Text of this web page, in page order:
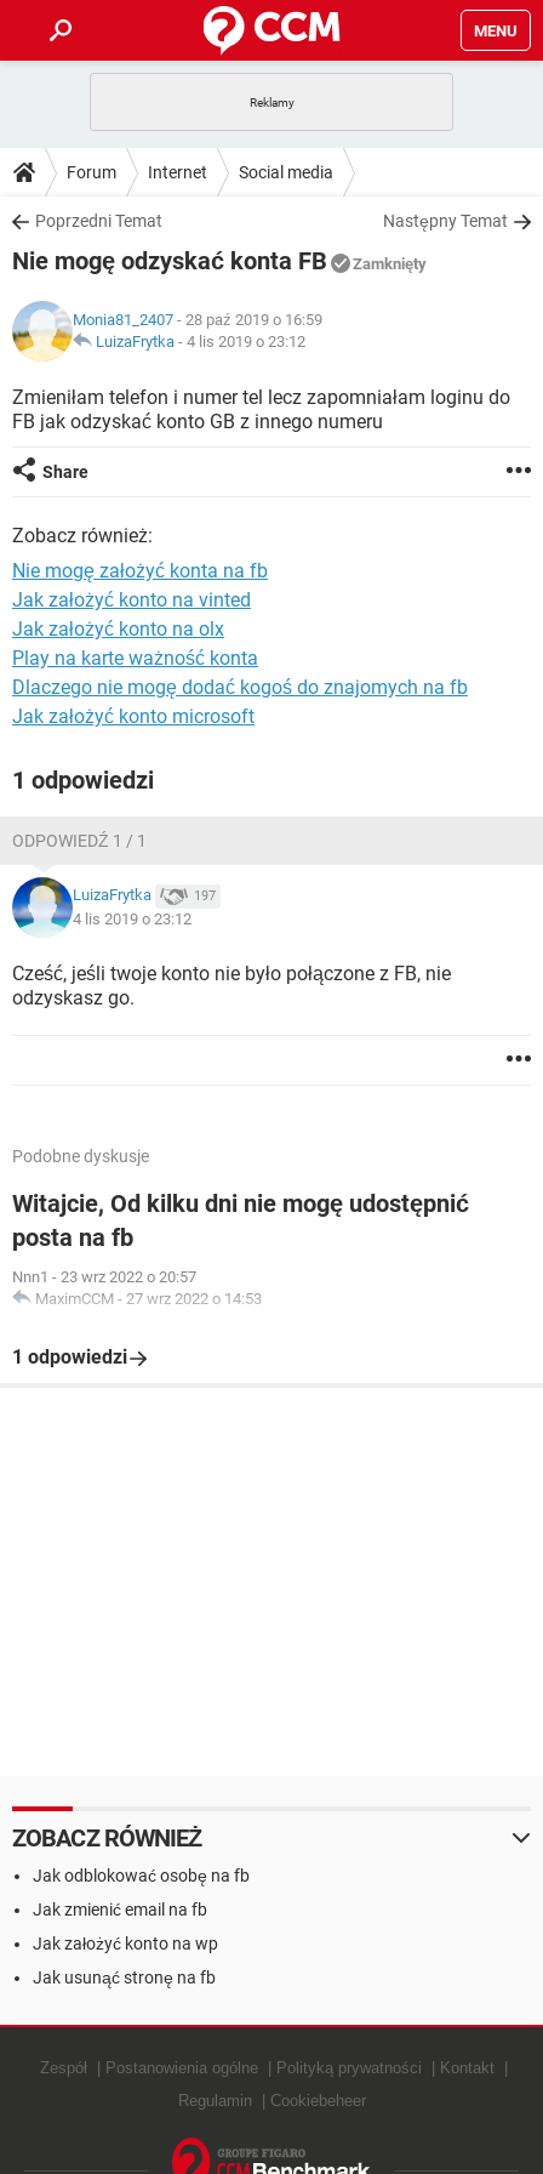
MENU
GRY WHATSAPP
SPOTIFY
INSTAGRAM FACEBOOK
WINDOWS 10
PORADY
PlayStation
INSTAGRAM FACEBOOK
WINDOWS 10
DO POBRANIA
ANDROID TIKTOK
GRY
IOS NETFLIX
INSTAGRAM
WINDOWS 10
COVID-19 TIKTOK
GRY
SPOTIFY NETFLIX
ARTYKUŁY
COVID-19
GRY WHATSAPP
SPOTIFY
Forum Internet Social media
Poprzedni Temat Następny Temat
Nie mogę odzyskać konta FB Zamknięty
Monia81_2407 - 28 paź 2019 o 16:59
LuizaFrytka - 4 lis 2019 o 23:12
Zmieniłam telefon i numer tel lecz zapomniałam loginu do
FB jak odzyskać konto GB z innego numeru
Share
Zobacz również:
Nie mogę założyć konta na fb
Jak założyć konto na vinted
Jak założyć konto na olx
Play na karte ważność konta
Dlaczego nie mogę dodać kogoś do znajomych na fb
Jak założyć konto microsoft
1 odpowiedzi
ODPOWIEDŹ 1 / 1
LuizaFrytka 197
4 lis 2019 o 23:12
Cześć, jeśli twoje konto nie było połączone z FB, nie
odzyskasz go.
Podobne dyskusje
Witajcie, Od kilku dni nie mogę udostępnić
posta na fb
Nnn1 - 23 wrz 2022 o 20:57
MaximCCM - 27 wrz 2022 o 14:53
1 odpowiedzi
ZOBACZ RÓWNIEŻ
Jak odblokować osobę na fb
Jak zmienić email na fb
Jak założyć konto na wp
Jak usunąć stronę na fb
Zespół Postanowienia ogólne Polityką prywatności
Kontakt
Regulamin
Cookiebeheer